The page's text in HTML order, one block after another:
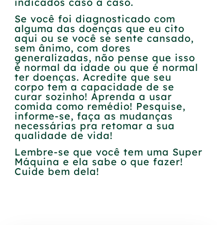
Se você foi diagnosticado com
alguma das doenças que eu cito
aqui ou se você se sente cansado,
sem ânimo, com dores
generalizadas, não pense que isso
é normal da idade ou que é normal
ter doenças. Acredite que seu
corpo tem a capacidade de se
curar sozinho! Aprenda a usar
comida como remédio! Pesquise,
informe-se, faça as mudanças
necessárias pra retomar a sua
qualidade de vida!
Lembre-se que você tem uma Super
Máquina e ela sabe o que fazer!
Cuide bem dela!